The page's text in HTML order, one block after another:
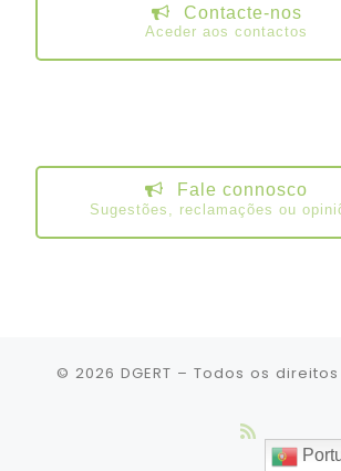
Contacte-nos
Aceder aos contactos
Fale connosco
Sugestões, reclamações ou
© 2026 DGERT – Todos os